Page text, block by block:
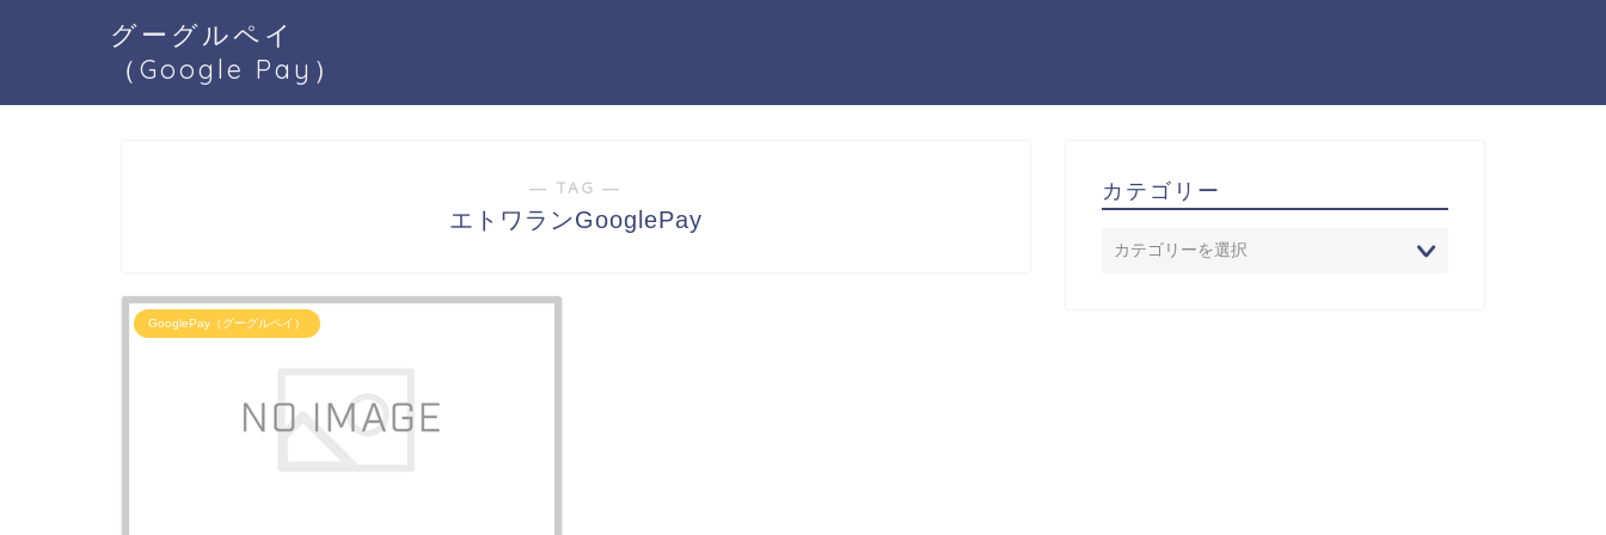
グーグルペイ
（Google Pay）
― TAG ―
エトワランGooglePay
GooglePay（グーグルペイ）
カテゴリー